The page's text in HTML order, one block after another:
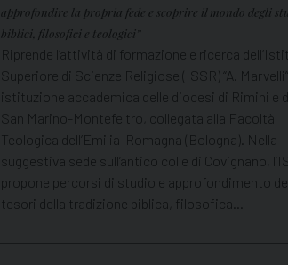
approfondire la propria fede e scoprire il mondo degli
biblici, filosofici e teologici”
Riprende l’attività di formazione e ricerca
Superiore di Scienze Religiose (ISSR) “A. Marvelli”,
istituzione accademica delle diocesi di Rimini e di
San Marino-Montefeltro, collegata alla Facoltà
Teologica dell’Emilia-Romagna (Bologna). Nella
suggestiva sede sull’antico colle di Covignano,
propone percorsi di studio e approfondimento dei
tesori della tradizione biblica, filosofica…